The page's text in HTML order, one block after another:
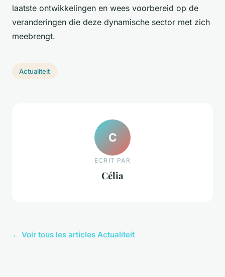
laatste ontwikkelingen en wees voorbereid op de
veranderingen die deze dynamische sector met zich
meebrengt.
Actualiteit
C
ECRIT PAR
Célia
← Voir tous les articles Actualiteit